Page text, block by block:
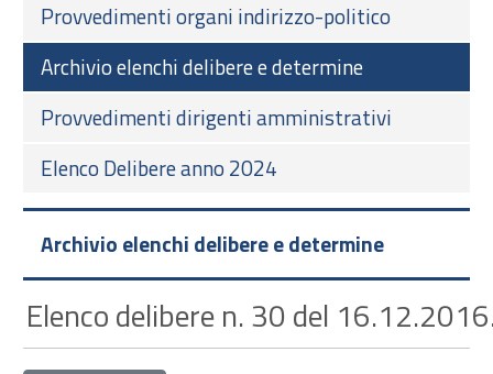
Provvedimenti organi indirizzo-politico
Archivio elenchi delibere e determine
Provvedimenti dirigenti amministrativi
Elenco Delibere anno 2024
Archivio elenchi delibere e determine
Elenco delibere n. 30 del